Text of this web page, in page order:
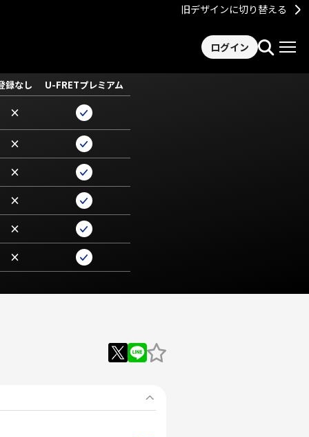
旧デザインに切り替える
ログイン
録なし U-FRETプレミアム
×
×
×
×
×
×